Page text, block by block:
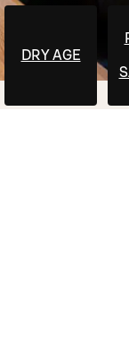
DRY AGE